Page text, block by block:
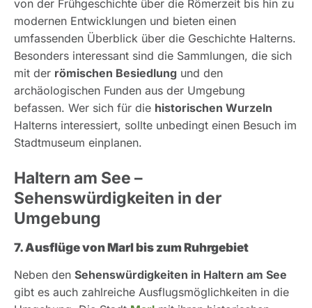
von der Frühgeschichte über die Römerzeit bis hin zu
modernen Entwicklungen und bieten einen
umfassenden Überblick über die Geschichte Halterns.
Besonders interessant sind die Sammlungen, die sich
mit der römischen Besiedlung und den
archäologischen Funden aus der Umgebung
befassen. Wer sich für die historischen Wurzeln
Halterns interessiert, sollte unbedingt einen Besuch im
Stadtmuseum einplanen.
Haltern am See –
Sehenswürdigkeiten in der
Umgebung
7. Ausflüge von Marl bis zum Ruhrgebiet
Neben den Sehenswürdigkeiten in Haltern am See
gibt es auch zahlreiche Ausflugsmöglichkeiten in die